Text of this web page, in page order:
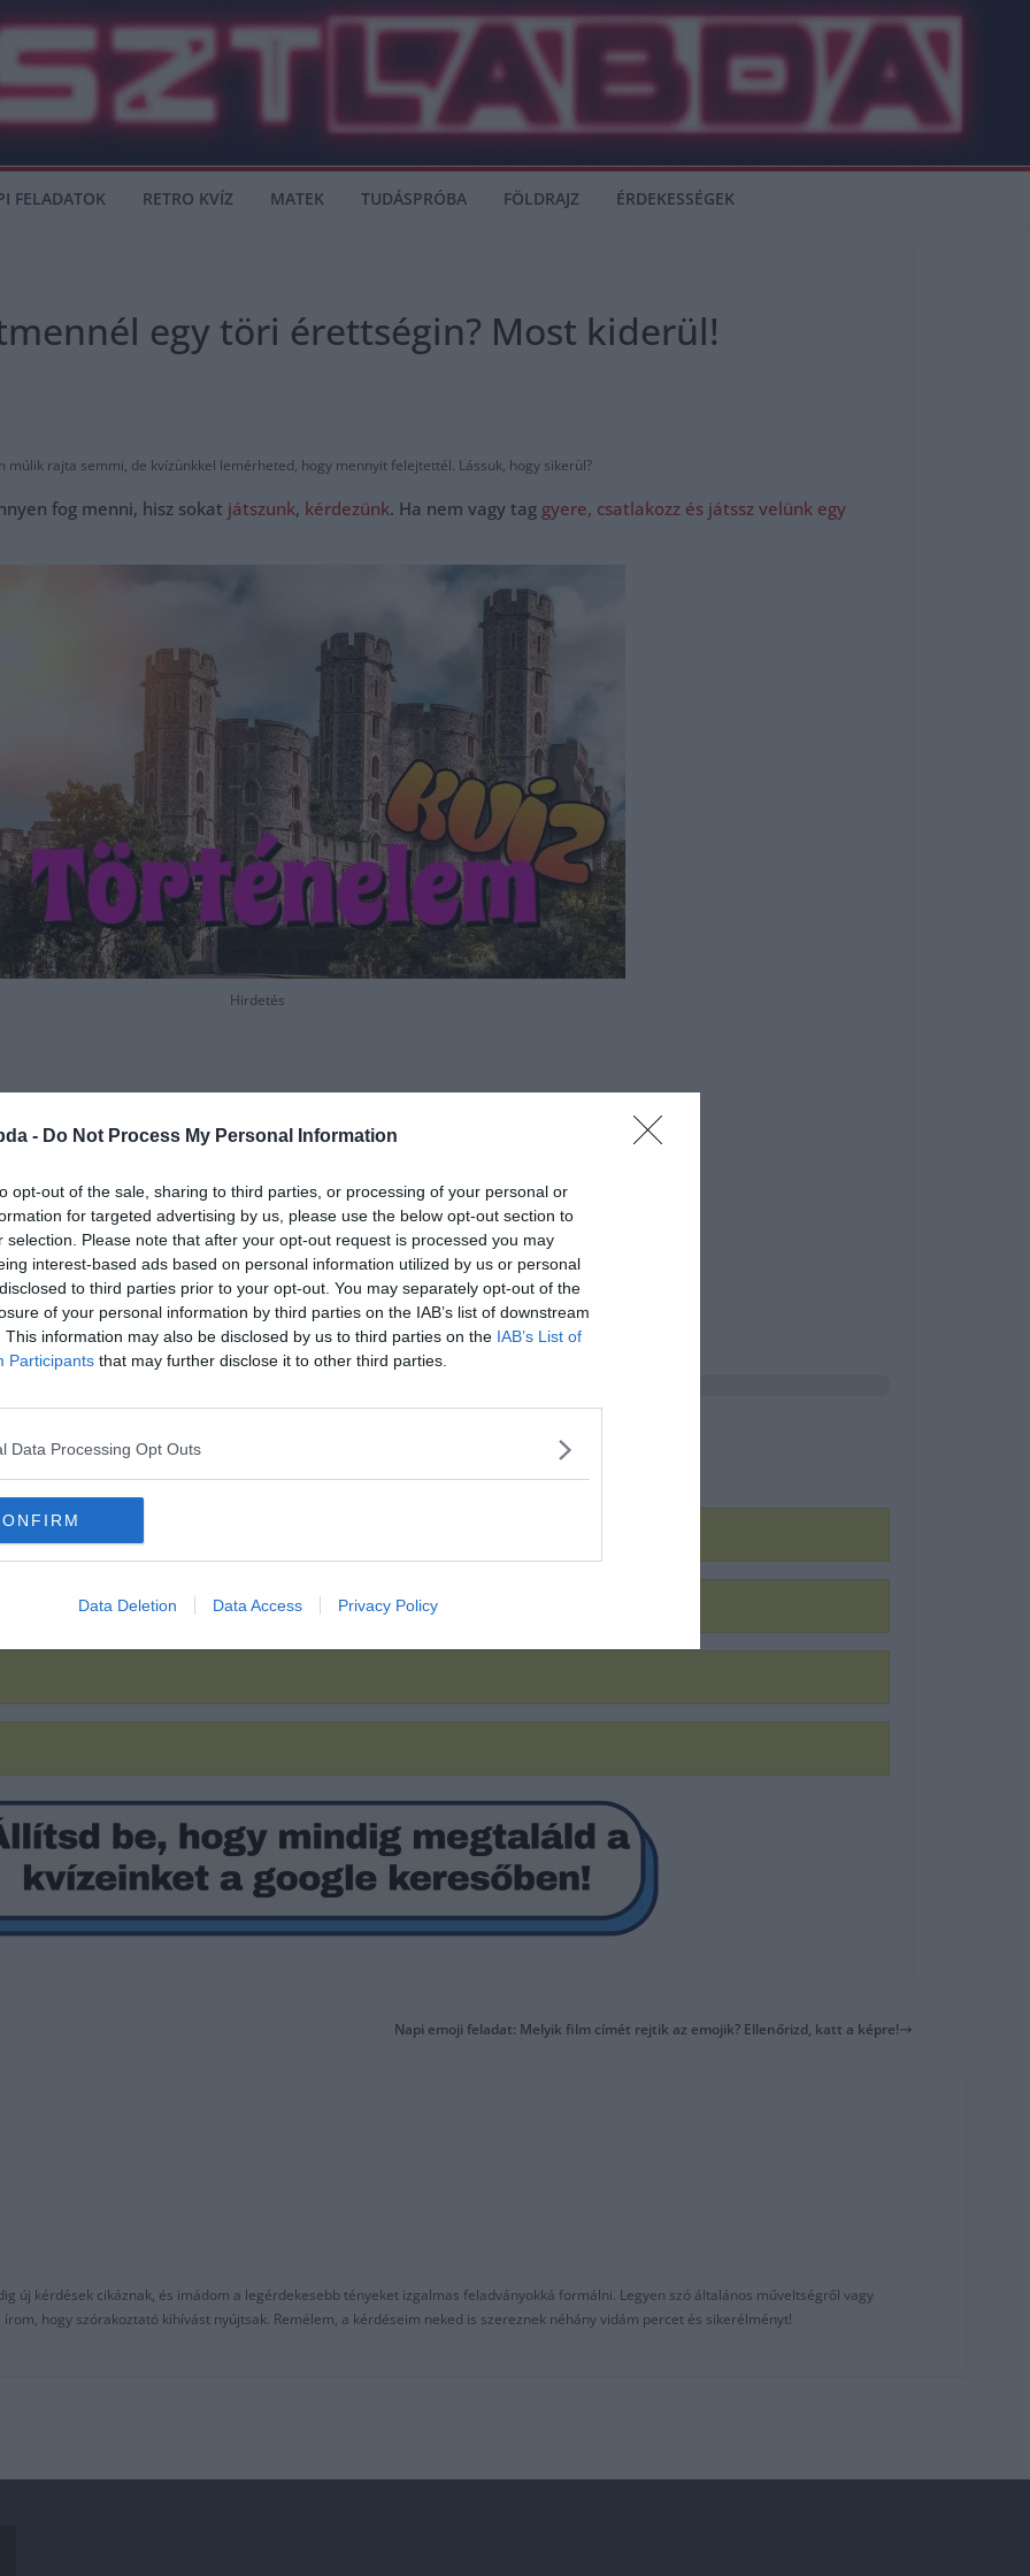
- Do Not Process My Personal Information
opt-out of the sale, sharing to third parties, or processing of your personal or
for targeted advertising by us, please use the below opt-out section to
selection. Please note that after your opt-out request is processed you may
interest-based ads based on personal information utilized by us or personal
to third parties prior to your opt-out. You may separately opt-out of the
of your personal information by third parties on the IAB’s list of downstream
This information may also be disclosed by us to third parties on the IAB’s List of
Participants that may further disclose it to other third parties.
Data Processing Opt Outs
Data Deletion Data Access Privacy Policy
FELADATOK RETRO KVÍZ MATEK TUDÁSPRÓBA FÖLDRAJZ ÉRDEKESSÉGEK
egy töri érettségin? Most kiderül!
rajta semmi, de kvízünkkel lemérheted, hogy mennyit felejtettél. Lássuk, hogy sikerül?
fog menni, hisz sokat játszunk, kérdezünk. Ha nem vagy tag gyere, csatlakozz és játssz velünk egy
Hirdetés
volt a felvilágosodás korának képviselője?
Napi emoji feladat: Melyik film címét rejtik az emojik? Ellenőrizd, katt a képre!
új kérdések cikáznak, és imádom a legérdekesebb tényeket izgalmas feladványokká formálni. Legyen szó általános műveltségről vagy
hogy szórakoztató kihívást nyújtsak. Remélem, a kérdéseim neked is szereznek néhány vidám percet és sikerélményt!